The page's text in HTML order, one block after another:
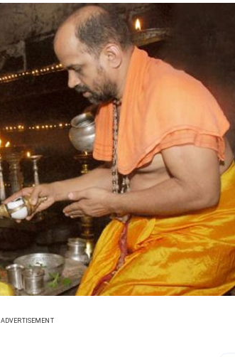
ADVERTISEMENT